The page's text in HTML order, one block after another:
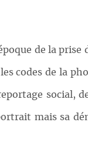
de la
codes de la
social,
mais sa